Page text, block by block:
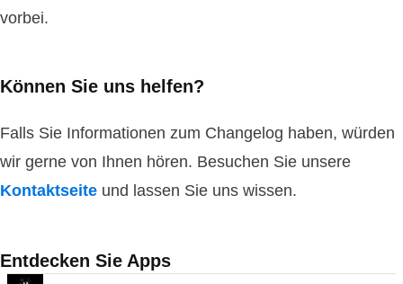
vorbei.
Können Sie uns helfen?
Falls Sie Informationen zum Changelog haben, würden
wir gerne von Ihnen hören. Besuchen Sie unsere
Kontaktseite und lassen Sie uns wissen.
Entdecken Sie Apps